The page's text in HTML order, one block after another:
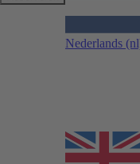
Nederlands